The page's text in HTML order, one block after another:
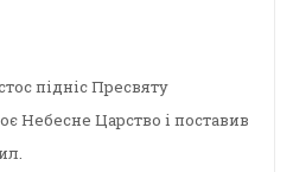
підніс Пресвяту
Небесне Царство і поставив